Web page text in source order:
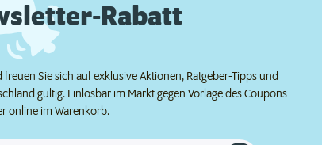
Rabatt
Sie sich auf exklusive Aktionen, Ratgeber-Tipps und
gültig. Einlösbar im Markt gegen Vorlage des Coupons
online im Warenkorb.